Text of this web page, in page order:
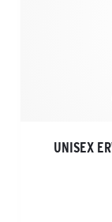
UNISEX